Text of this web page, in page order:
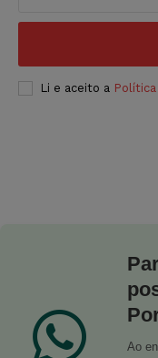
Li e aceito a
Ao